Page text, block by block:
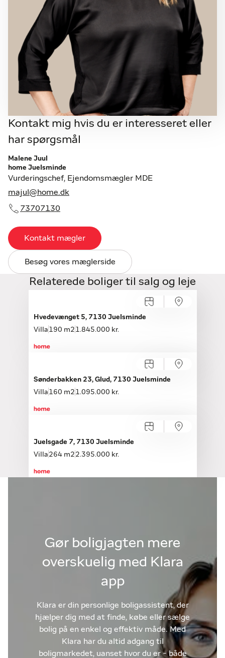
Kontakt mig hvis du er interesseret eller
har spørgsmål
Malene Juul
home Juelsminde
Vurderingschef, Ejendomsmægler MDE
majul@home.dk
73707130
Kontakt mægler
Besøg vores mæglerside
Relaterede boliger til salg og leje
Søndag 16.08, kl. 10.00-12.00
Hvedevænget 5, 7130 Juelsminde
Villa 190 m2 1.845.000 kr.
Sønderbakken 23, Glud, 7130 Juelsminde
Villa 160 m2 1.095.000 kr.
Søndag 09.08, kl. 14.00-16.00
Juelsgade 7, 7130 Juelsminde
Villa 264 m2 2.395.000 kr.
Gør boligjagten mere
overskuelig med Klara
app
Klara er din personlige boligassistent, der
hjælper dig med at finde, købe eller sælge
bolig på en enkel og effektiv måde. Med
Klara har du altid adgang til
boligmarkedet, uanset hvor du er - både